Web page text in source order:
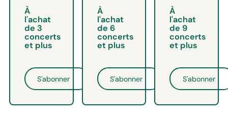
À
l'achat
de 3
concerts
et plus
S'abonner
À
l'achat
de 6
concerts
et plus
S'abonner
À
l'achat
de 9
concerts
et plus
S'abonner